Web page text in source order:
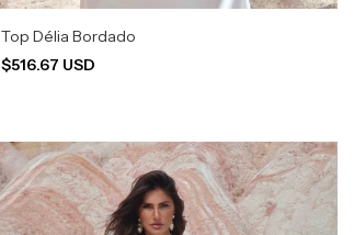
Top Délia Bordado
$516.67 USD